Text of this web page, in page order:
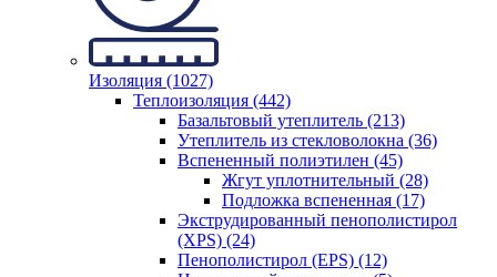
Изоляция (1027)
Теплоизоляция (442)
Базальтовый утеплитель (213)
Утеплитель из стекловолокна (36)
Вспененный полиэтилен (45)
Жгут уплотнительный (28)
Подложка вспененная (17)
Экструдированный пенополистирол
(XPS) (24)
Пенополистирол (EPS) (12)